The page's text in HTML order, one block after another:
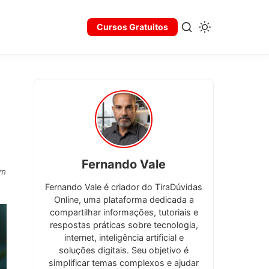
Cursos Gratuitos
Fernando Vale
Fernando Vale é criador do TiraDúvidas
Online, uma plataforma dedicada a
compartilhar informações, tutoriais e
respostas práticas sobre tecnologia,
internet, inteligência artificial e
soluções digitais. Seu objetivo é
simplificar temas complexos e ajudar